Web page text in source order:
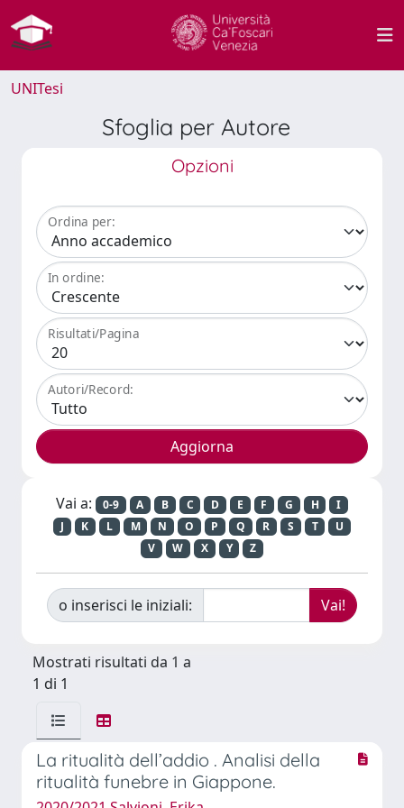
UNITesi
Sfoglia per Autore
Opzioni
Ordina per:
In ordine:
Risultati/Pagina
Autori/Record:
Vai a: 0-9 A B C D E F G H
I
J
K L M N O P Q R S T
U
V
W X Y Z
o inserisci le iniziali:
Mostrati risultati da 1 a
1 di 1
La ritualità dell’addio . Analisi della
ritualità funebre in Giappone.